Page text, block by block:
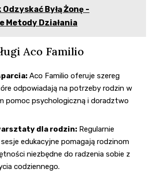
Odzyskać Byłą Żonę -
Metody Działania
Aco Familio
Aco Familio oferuje szereg
odpowiadają na potrzeby rodzin w
pomoc psychologiczną i doradztwo
dla rodzin: Regularnie
edukacyjne pomagają rodzinom
niezbędne do radzenia sobie z
codziennego.